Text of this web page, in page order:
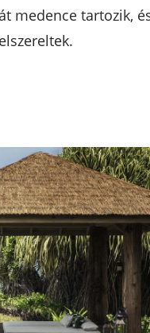
medence tartozik,